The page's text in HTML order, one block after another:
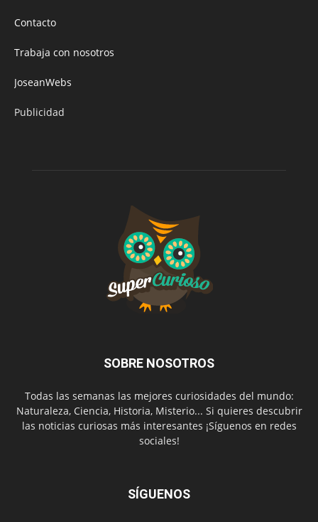
Contacto
Trabaja con nosotros
JoseanWebs
Publicidad
SOBRE NOSOTROS
Todas las semanas las mejores curiosidades del mundo:
Naturaleza, Ciencia, Historia, Misterio... Si quieres descubrir
las noticias curiosas más interesantes ¡Síguenos en redes
sociales!
SÍGUENOS